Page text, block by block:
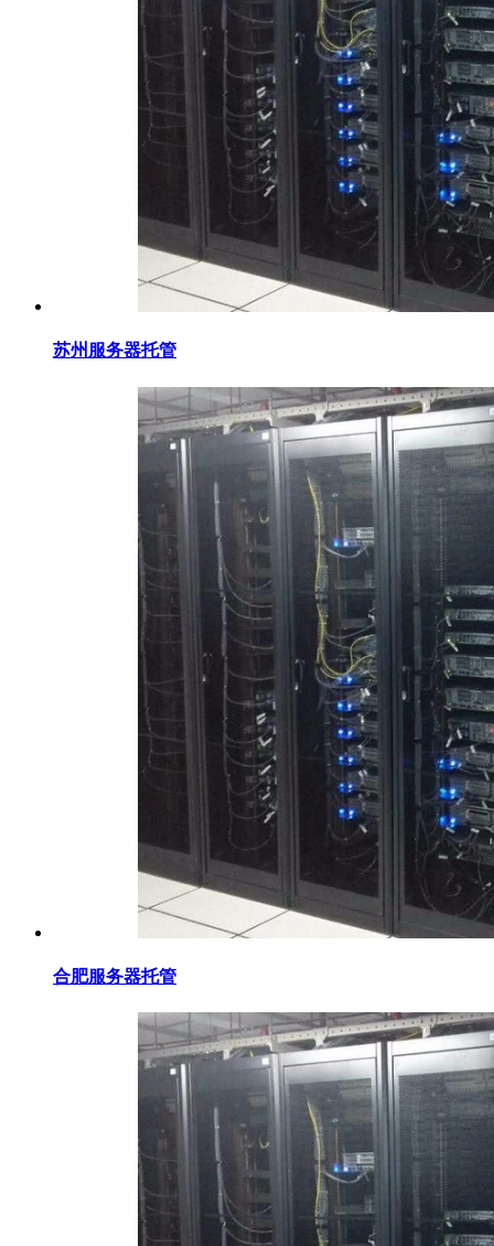
苏州服务器托管
合肥服务器托管